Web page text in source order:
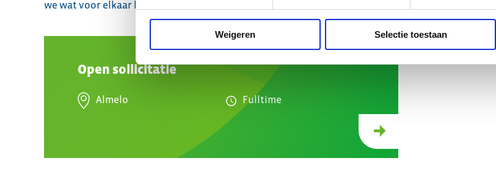
Weigeren Selectie toestaan
we wat voor elkaar kunnen betekenen!
Open sollicitatie
Almelo Fulltime